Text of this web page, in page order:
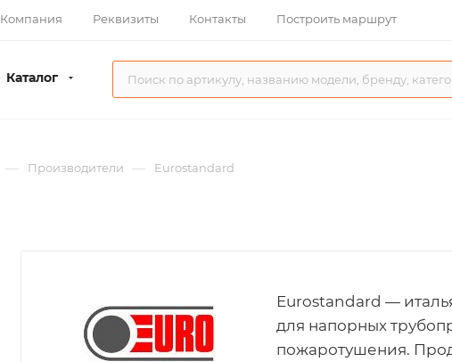
Компания Реквизиты Контакты Построить маршрут
Каталог
— Производители — Eurostandard
Eurostandard —
для напорных
пожаротушения.